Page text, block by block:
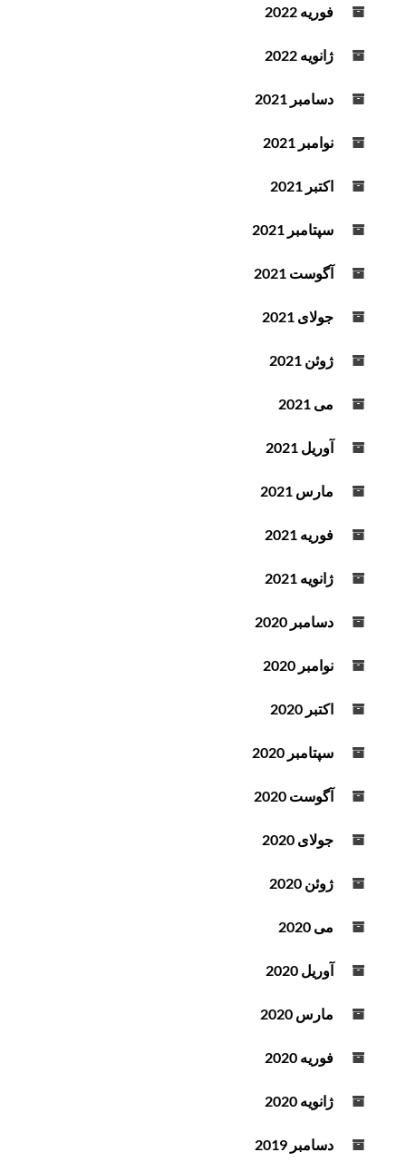
فوریه 2022
ژانویه 2022
دسامبر 2021
نوامبر 2021
اکتبر 2021
سپتامبر 2021
آگوست 2021
جولای 2021
ژوئن 2021
می 2021
آوریل 2021
مارس 2021
فوریه 2021
ژانویه 2021
دسامبر 2020
نوامبر 2020
اکتبر 2020
سپتامبر 2020
آگوست 2020
جولای 2020
ژوئن 2020
می 2020
آوریل 2020
مارس 2020
فوریه 2020
ژانویه 2020
دسامبر 2019